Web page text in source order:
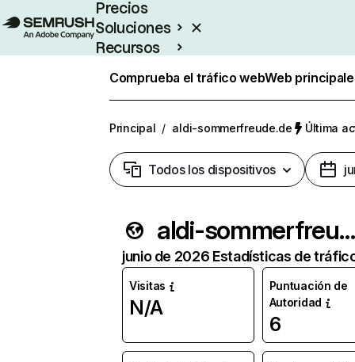
Precios
Soluciones
Recursos
Comprueba el tráfico webWeb
Principal / aldi-sommerfreude.de Última
Todos los dispositivos
aldi-sommerfreude.de
junio de 2026 Estadísticas de
Visitas
N/A
Puntuación de
Autoridad
6